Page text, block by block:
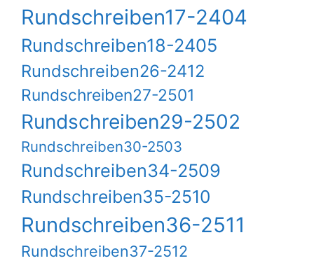
Rundschreiben17-2404
Rundschreiben18-2405
Rundschreiben26-2412
Rundschreiben27-2501
Rundschreiben29-2502
Rundschreiben30-2503
Rundschreiben34-2509
Rundschreiben35-2510
Rundschreiben36-2511
Rundschreiben37-2512